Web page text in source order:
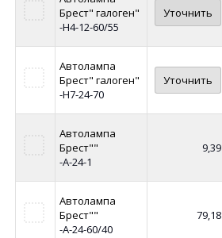
Брест" галоген"
-Н4-12-60/55
Уточнить
Автолампа
Брест" галоген"
-Н7-24-70
Уточнить
Автолампа
Брест""
-А-24-1
9,39
Автолампа
Брест""
-А-24-60/40
79,18